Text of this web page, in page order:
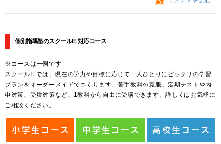
個別指導塾のスクールIE 対応コース
※コースは一例です
スクールIEでは、現在の学力や目標に応じて一人ひとりにピッタリの学習
プランをオーダーメイドでつくります。苦手教科の克服、定期テストや内
申対策、受験対策など、1教科から自由に受講できます。詳しくはお気軽に
ご相談ください。